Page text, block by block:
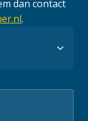
dan contact
.